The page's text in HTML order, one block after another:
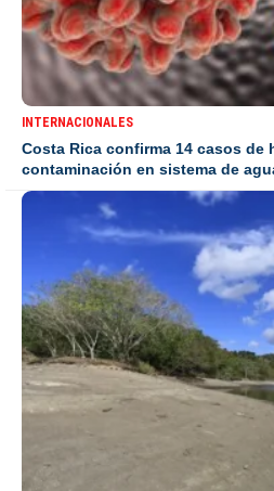
INTERNACIONALES
Costa Rica confirma 14 casos de
contaminación en sistema de